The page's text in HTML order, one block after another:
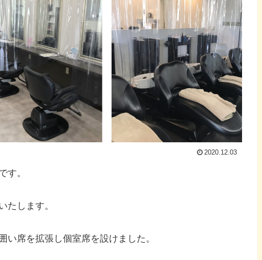
2020.12.03
す。
たします。
席を拡張し個室席を設けました。